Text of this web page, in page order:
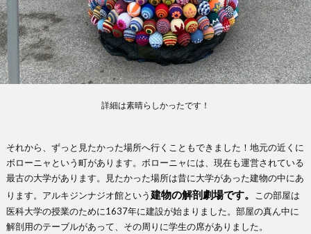
詳細は素晴らしかったです！
それから、ずっと見たかった場所へ行くこともできました！地元の近くに
ボローニャという町があります。ボローニャには、現在も運営されている
最古の大学があります。見たかった場所は昔に大学があった建物の中にあ
ります。アルキジンナジオ館という建物の解剖劇場です。
この部屋は
医科大学の授業のために1637年に建設が始まりました。部屋の真ん中に
解剖用のテーブルがあって、その周りに学生の席がありました。